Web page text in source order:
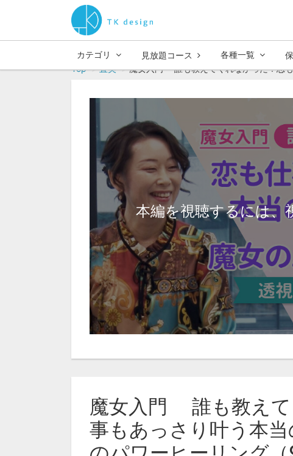
カテゴリ 見放題コース 各種一覧
Top
直美 魔女入門 誰も教えてくれなかった！恋
本編を視聴するには、
魔女入門 誰も教えて
事もあっさり叶う本